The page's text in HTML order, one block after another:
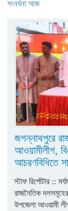
সংবর্ধনা আজ
জগন্নাথপুরে
আওয়ামীলীগ,
আচরণবিধিতে
স্টাফ রির্পোটার ::
রাজনৈতিক
উপজেলা আওয়ামী